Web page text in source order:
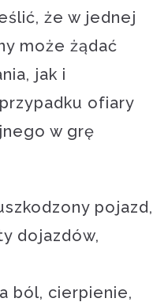
że w jednej
może żądać
jak i
ofiary
w grę
pojazd,
dojazdów,
ból, cierpienie,